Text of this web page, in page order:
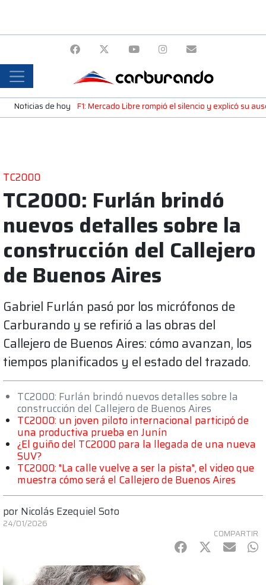
Noticias de hoy F1: Mercado Libre rompió el silencio y explicó su
TC2000
TC2000: Furlán brindó
nuevos detalles sobre la
construcción del Callejero
de Buenos Aires
Gabriel Furlán pasó por los micrófonos de
Carburando y se refirió a las obras del
Callejero de Buenos Aires: cómo avanzan, los
tiempos planificados y el estado del trazado.
TC2000: Furlán brindó nuevos detalles sobre la
construcción del Callejero de Buenos Aires
TC2000: un joven piloto internacional participó de
una productiva prueba en Junín
¿El guiño del TC2000 para la llegada de una nueva
SUV?
TC2000: "La calle vuelve a ser la pista", el video que
muestra cómo será el Callejero de Buenos Aires
por Nicolás Ezequiel Soto
24/01/2026
COMPARTIR
Facebook
Twitter
mail